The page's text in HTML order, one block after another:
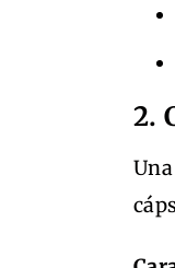
2.